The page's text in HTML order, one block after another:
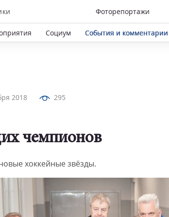
Фоторепортажи
Социум События и комментарии
2018 295
чемпионов
хоккейные звёзды.